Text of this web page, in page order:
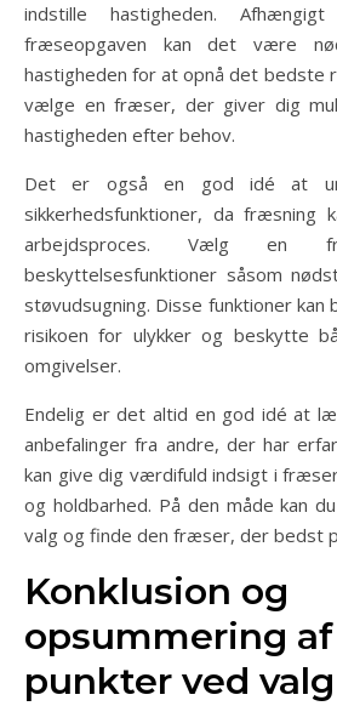
indstille hastigheden.
fræseopgaven kan det være
hastigheden for at opnå det bedste
vælge en fræser, der giver dig
hastigheden efter behov.
Det er også en god idé at
sikkerhedsfunktioner, da fræsning
arbejdsproces. Vælg en
beskyttelsesfunktioner såsom
støvudsugning. Disse funktioner kan
risikoen for ulykker og beskytte
omgivelser.
Endelig er det altid en god idé at
anbefalinger fra andre, der har
kan give dig værdifuld indsigt i
og holdbarhed. På den måde kan
valg og finde den fræser, der bedst
Konklusion og
opsummering
punkter ved